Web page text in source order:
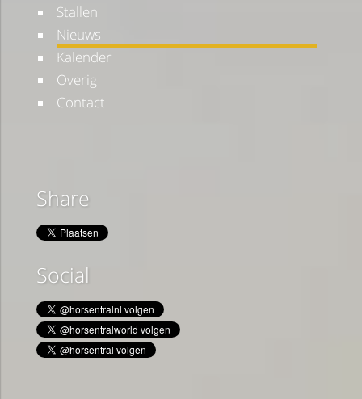
Stallen
Nieuws
Kalender
Overig
Contact
Share
Social